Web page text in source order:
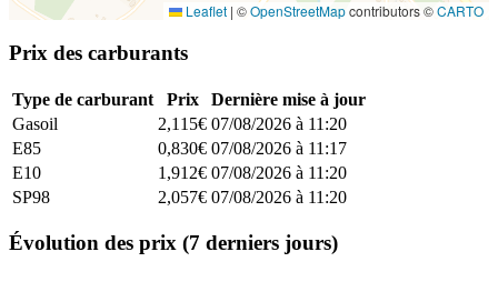
Leaflet | ©OpenStreetMapcontributors ©CARTO
Prix des carburants
Type de carburant Prix
Dernière mise à jour
Gasoil
2,115€ 07/08/2026 à 11:20
E85
0,830€ 07/08/2026 à 11:17
E10
1,912€ 07/08/2026 à 11:20
SP98
2,057€ 07/08/2026 à 11:20
Évolution des prix (7 derniers jours)